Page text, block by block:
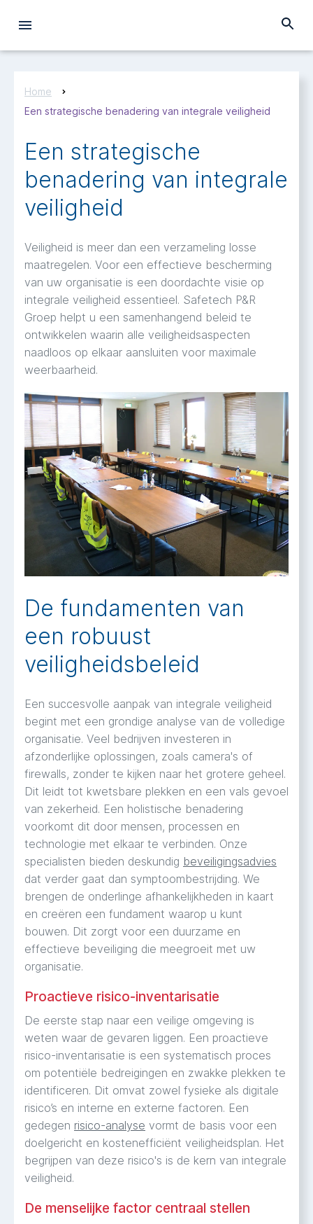
Home
Een strategische benadering van integrale veiligheid
Een strategische
benadering van integrale
veiligheid
Veiligheid is meer dan een verzameling losse
maatregelen. Voor een effectieve bescherming
van uw organisatie is een doordachte visie op
integrale veiligheid essentieel. Safetech P&R
Groep helpt u een samenhangend beleid te
ontwikkelen waarin alle veiligheidsaspecten
naadloos op elkaar aansluiten voor maximale
weerbaarheid.
De fundamenten van
een robuust
veiligheidsbeleid
Een succesvolle aanpak van integrale veiligheid
begint met een grondige analyse van de volledige
organisatie. Veel bedrijven investeren in
afzonderlijke oplossingen, zoals camera's of
firewalls, zonder te kijken naar het grotere geheel.
Dit leidt tot kwetsbare plekken en een vals gevoel
van zekerheid. Een holistische benadering
voorkomt dit door mensen, processen en
technologie met elkaar te verbinden. Onze
specialisten bieden deskundig beveiligingsadvies
dat verder gaat dan symptoombestrijding. We
brengen de onderlinge afhankelijkheden in kaart
en creëren een fundament waarop u kunt
bouwen. Dit zorgt voor een duurzame en
effectieve beveiliging die meegroeit met uw
organisatie.
Proactieve risico-inventarisatie
De eerste stap naar een veilige omgeving is
weten waar de gevaren liggen. Een proactieve
risico-inventarisatie is een systematisch proces
om potentiële bedreigingen en zwakke plekken te
identificeren. Dit omvat zowel fysieke als digitale
risico’s en interne en externe factoren. Een
gedegen risico-analyse vormt de basis voor een
doelgericht en kostenefficiënt veiligheidsplan. Het
begrijpen van deze risico's is de kern van integrale
veiligheid.
De menselijke factor centraal stellen